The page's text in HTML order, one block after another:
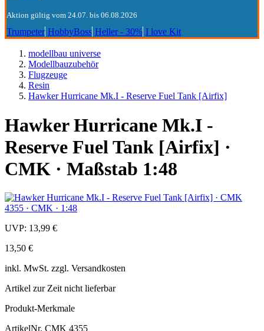
Aktion gültig vom 24.07. bis 06.08.2026
Trumpeter HobbyBoss Heller - 30% I love Kit
modellbau universe
Modellbauzubehör
Flugzeuge
Resin
Hawker Hurricane Mk.I - Reserve Fuel Tank [Airfix]
Hawker Hurricane Mk.I -
Reserve Fuel Tank [Airfix] ·
CMK · Maßstab 1:48
UVP: 13,99 €
13,50 €
inkl. MwSt. zzgl. Versandkosten
Artikel zur Zeit nicht lieferbar
Produkt-Merkmale
ArtikelNr. CMK 4355